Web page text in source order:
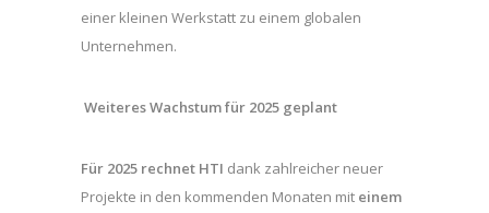
einer kleinen Werkstatt zu einem globalen
Unternehmen.
Weiteres Wachstum für 2025 geplant
Für 2025 rechnet HTI dank zahlreicher neuer
Projekte in den kommenden Monaten mit einem